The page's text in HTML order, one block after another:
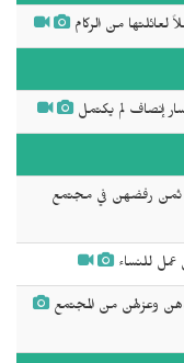
من الركام
إنصاف لم يكتمل
ثمن رفضهن في مجتمع
عمل للنساء
وعزلهن من المجتمع